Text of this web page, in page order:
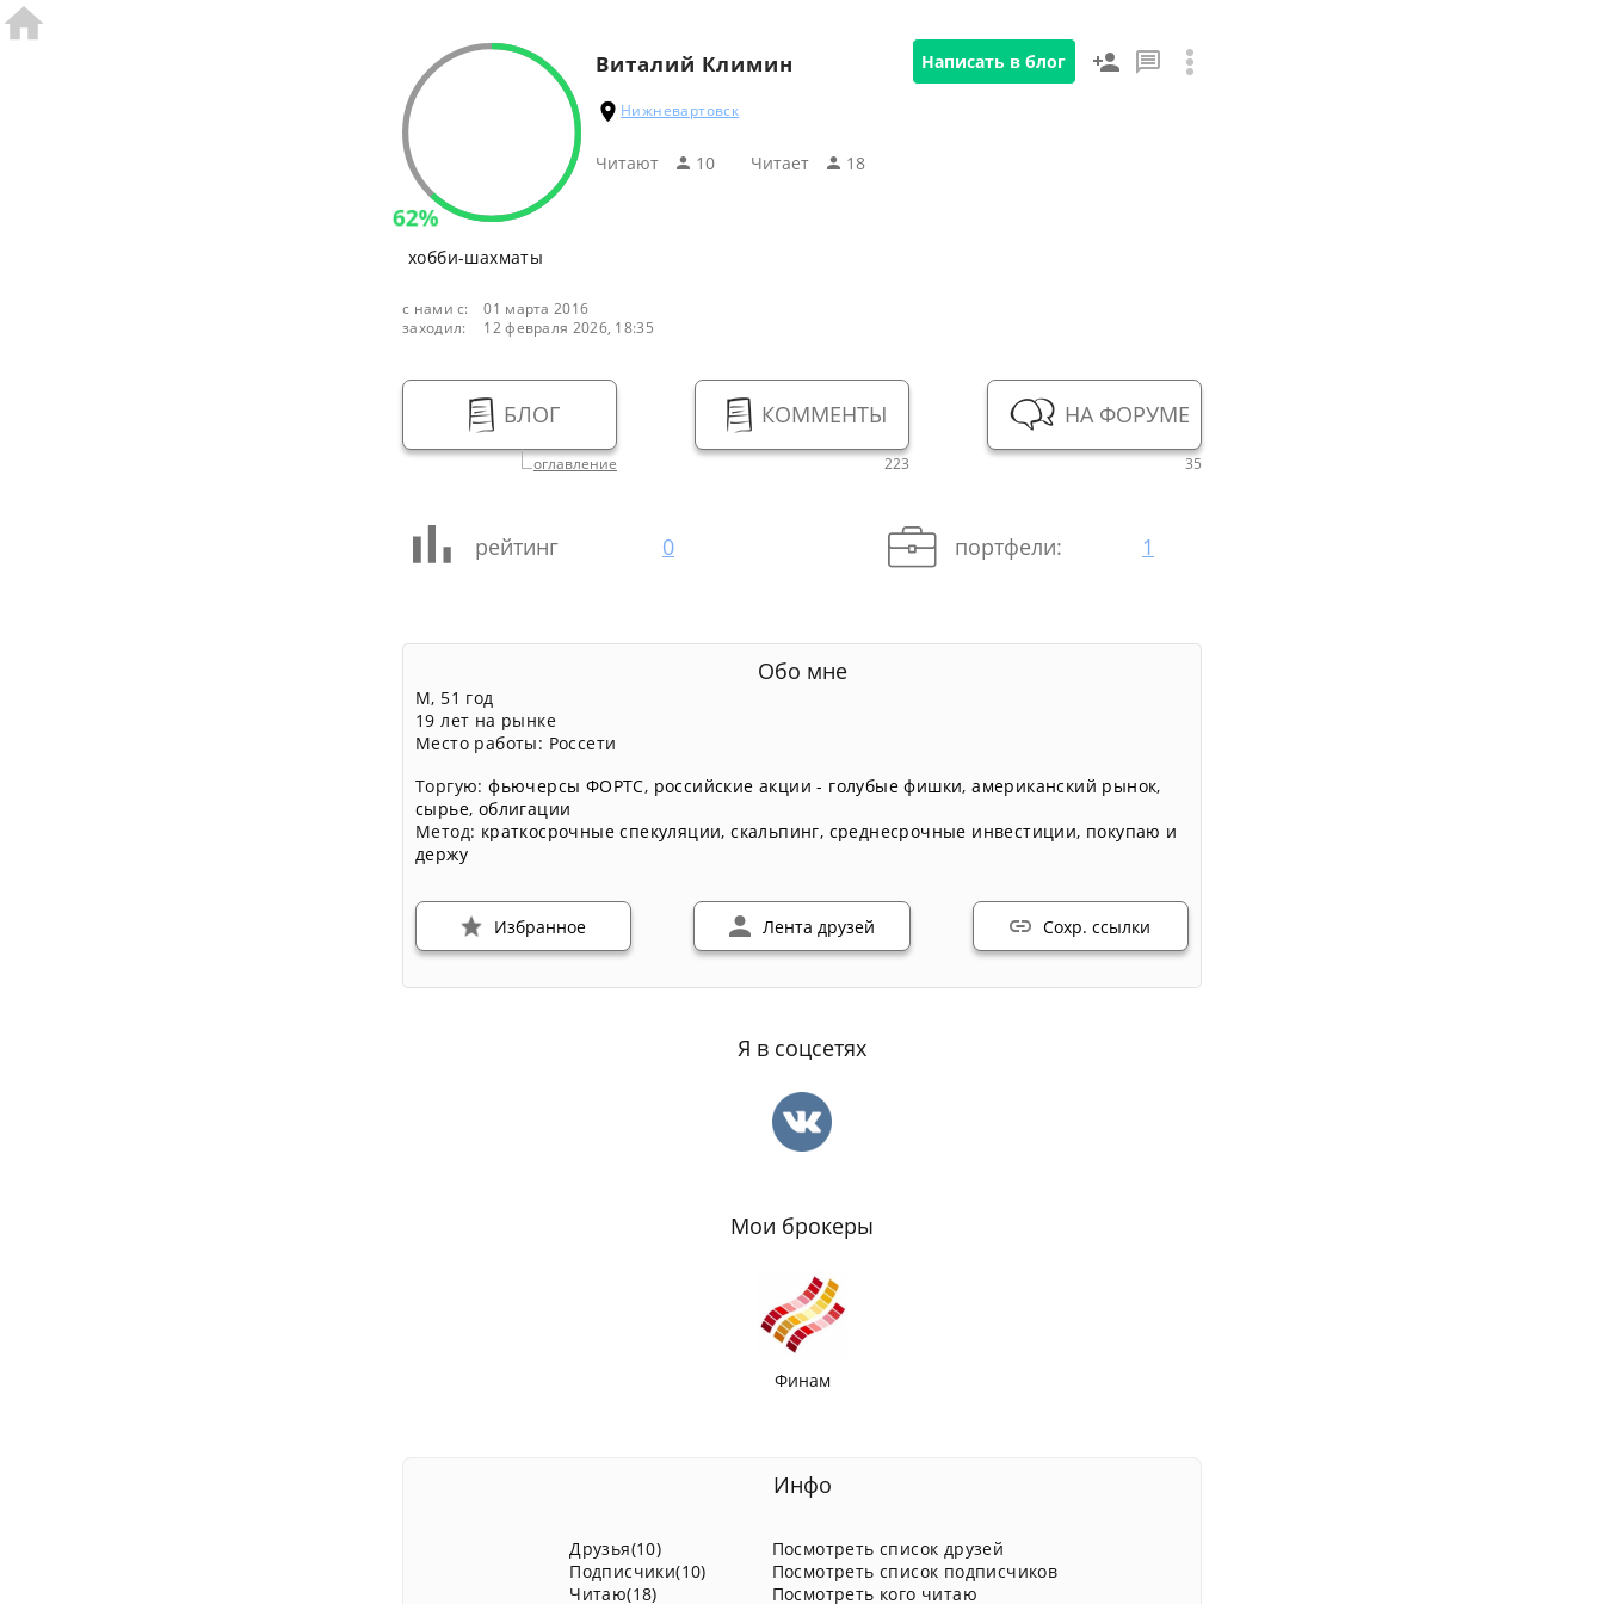
62%
Виталий Климин
Нижневартовск
Читают 10 Читаeт 18
Написать в блог
хобби-шахматы
с нами с:
01 марта 2016
заходил:
12 февраля 2026, 18:35
БЛОГ
оглавление
КОММЕНТЫ
223
НА ФОРУМЕ
35
рейтинг 0 портфели: 1
Обо мне
М, 51 год
19 лет на рынке
Место работы: Россети
Торгую:фьючерсы ФОРТС, российские акции - голубые фишки,американский рынок,
сырье, облигации
Метод: краткосрочные спекуляции,скальпинг, среднесрочные инвестиции, покупаю и
держу
Избранное Лента друзей Сохр. ссылки
Я в соцсетях
Мои брокеры
Финам
Инфо
Друзья(10)
Подписчики(10)
Читаю(18)
Посмотреть список друзей
Посмотреть список подписчиков
Посмотреть кого читаю